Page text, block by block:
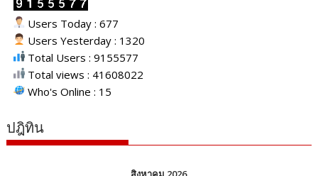
Users Today : 677
Users Yesterday : 1320
Total Users : 9155577
Total views : 41608022
Who's Online : 15
ปฎิทิน